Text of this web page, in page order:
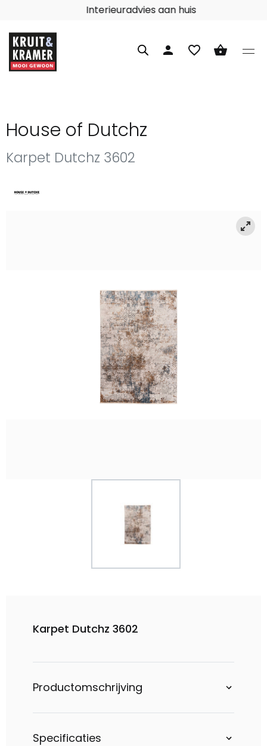
Interieuradvies aan huis
person favorite_border shopping_basket
House of Dutchz
Karpet Dutchz 3602
Karpet Dutchz 3602
Productomschrijving
Specificaties